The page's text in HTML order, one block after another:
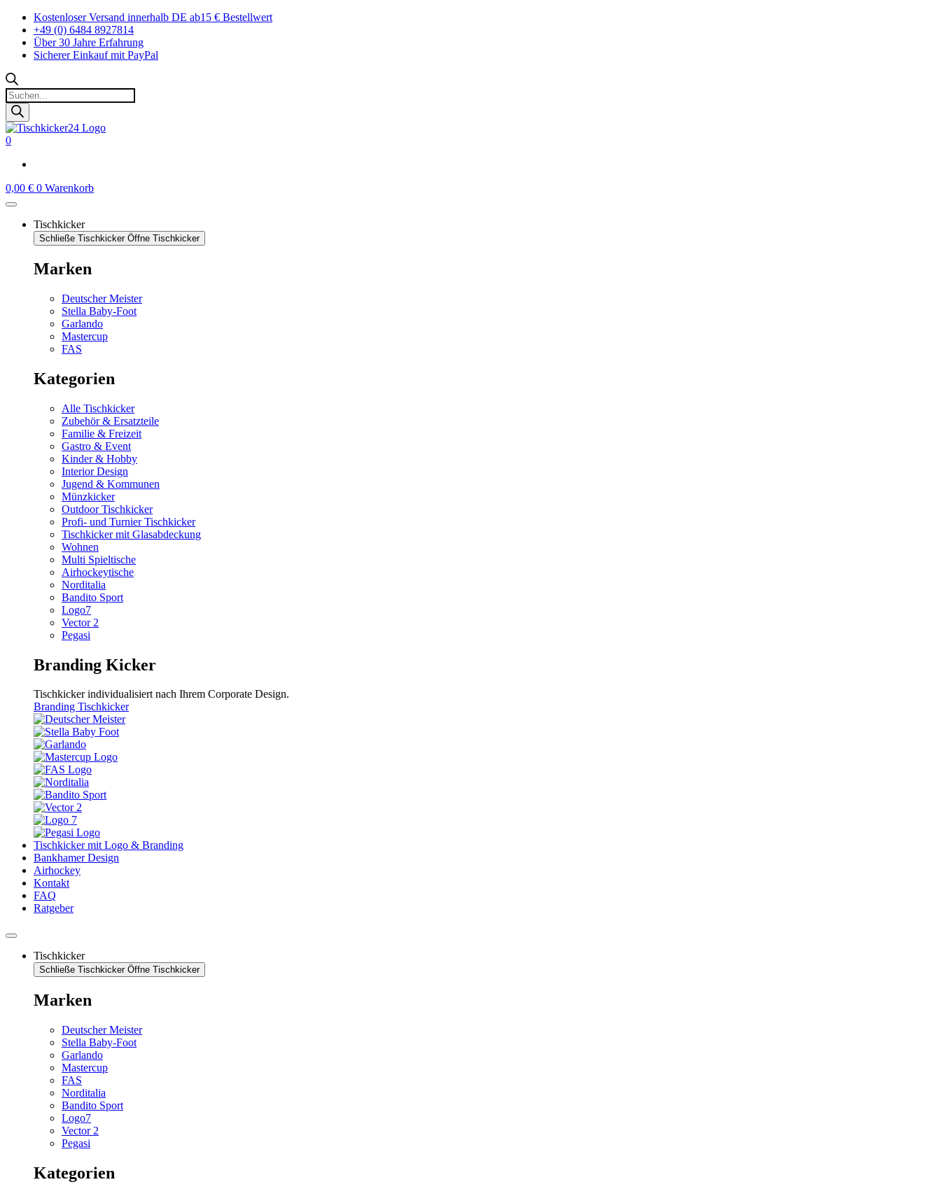
Zum
Inhalt
springen
Kostenloser Versand innerhalb DE ab15 € Bestellwert
+49 (0) 6484 8927814
Über 30 Jahre Erfahrung
Sicherer Einkauf mit PayPal
Products
search
0
0,00 € 0 Warenkorb
Tischkicker
Schließe Tischkicker Öffne Tischkicker
Marken
Deutscher Meister
Stella Baby-Foot
Garlando
Mastercup
FAS
Kategorien
Alle Tischkicker
Zubehör & Ersatzteile
Familie & Freizeit
Gastro & Event
Kinder & Hobby
Interior Design
Jugend & Kommunen
Münzkicker
Outdoor Tischkicker
Profi- und Turnier Tischkicker
Tischkicker mit Glasabdeckung
Wohnen
Multi Spieltische
Airhockeytische
Norditalia
Bandito Sport
Logo7
Vector 2
Pegasi
Branding Kicker
Tischkicker individualisiert nach Ihrem Corporate Design.
Branding Tischkicker
Tischkicker mit Logo & Branding
Bankhamer Design
Airhockey
Kontakt
FAQ
Ratgeber
Tischkicker
Schließe Tischkicker Öffne Tischkicker
Marken
Deutscher Meister
Stella Baby-Foot
Garlando
Mastercup
FAS
Norditalia
Bandito Sport
Logo7
Vector 2
Pegasi
Kategorien